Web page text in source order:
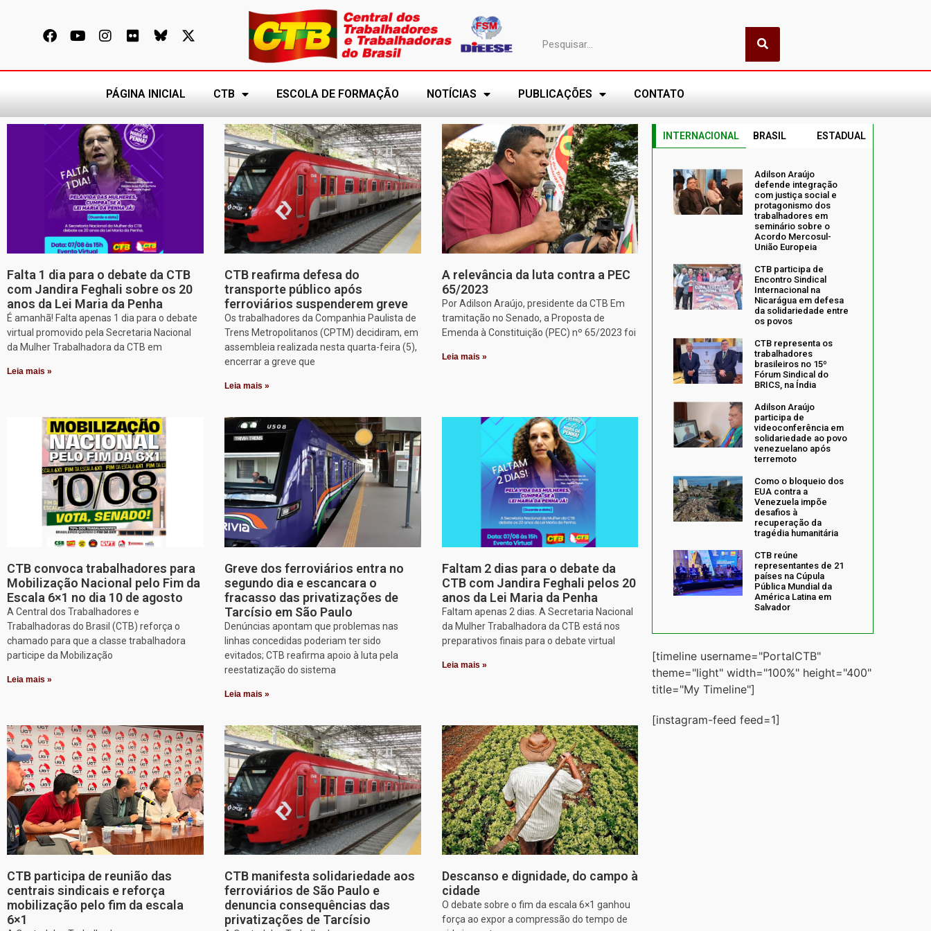
PÁGINA INICIAL CTB ESCOLA DE FORMAÇÃO NOTÍCIAS PUBLICAÇÕES CONTATO
Falta 1 dia para o debate da CTB
com Jandira Feghali sobre os 20
anos da Lei Maria da Penha
É amanhã! Falta apenas 1 dia para o debate
virtual promovido pela Secretaria Nacional
da Mulher Trabalhadora da CTB em
Leia mais »
CTB reafirma defesa do
transporte público após
ferroviários suspenderem greve
Os trabalhadores da Companhia Paulista de
Trens Metropolitanos (CPTM) decidiram, em
assembleia realizada nesta quarta-feira (5),
encerrar a greve que
Leia mais »
A relevância da luta contra a PEC
65/2023
Por Adilson Araújo, presidente da CTB Em
tramitação no Senado, a Proposta de
Emenda à Constituição (PEC) nº 65/2023 foi
Leia mais »
CTB convoca trabalhadores para
Mobilização Nacional pelo Fim da
Escala 6×1 no dia 10 de agosto
A Central dos Trabalhadores e
Trabalhadoras do Brasil (CTB) reforça o
chamado para que a classe trabalhadora
participe da Mobilização
Leia mais »
Greve dos ferroviários entra no
segundo dia e escancara o
fracasso das privatizações de
Tarcísio em São Paulo
Denúncias apontam que problemas nas
linhas concedidas poderiam ter sido
evitados; CTB reafirma apoio à luta pela
reestatização do sistema
Leia mais »
Faltam 2 dias para o debate da
CTB com Jandira Feghali pelos 20
anos da Lei Maria da Penha
Faltam apenas 2 dias. A Secretaria Nacional
da Mulher Trabalhadora da CTB está nos
preparativos finais para o debate virtual
Leia mais »
CTB participa de reunião das
centrais sindicais e reforça
mobilização pelo fim da escala
6×1
CTB manifesta solidariedade aos
ferroviários de São Paulo e
denuncia consequências das
privatizações de Tarcísio
Descanso e dignidade, do campo à
cidade
O debate sobre o fim da escala 6×1 ganhou
força ao expor a compressão do tempo de
INTERNACIONAL BRASIL ESTADUAL
Adilson Araújo
defende integração
com justiça social e
protagonismo dos
trabalhadores em
seminário sobre o
Acordo Mercosul-
União Europeia
CTB participa de
Encontro Sindical
Internacional na
Nicarágua em defesa
da solidariedade entre
os povos
CTB representa os
trabalhadores
brasileiros no 15º
Fórum Sindical do
BRICS, na Índia
Adilson Araújo
participa de
videoconferência em
solidariedade ao povo
venezuelano após
terremoto
Como o bloqueio dos
EUA contra a
Venezuela impõe
desafios à
recuperação da
tragédia humanitária
CTB reúne
representantes de 21
países na Cúpula
Pública Mundial da
América Latina em
Salvador
[timeline username="PortalCTB"
theme="light" width="100%" height="400"
title="My Timeline"]
[instagram-feed feed=1]